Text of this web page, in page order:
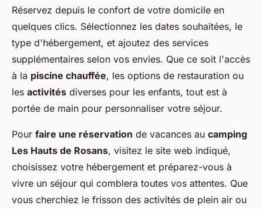
Réservez depuis le confort de votre domicile en
quelques clics. Sélectionnez les dates souhaitées, le
type d'hébergement, et ajoutez des services
supplémentaires selon vos envies. Que ce soit l'accès
à la piscine chauffée, les options de restauration ou
les activités diverses pour les enfants, tout est à
portée de main pour personnaliser votre séjour.
Pour faire une réservation de vacances au camping
Les Hauts de Rosans, visitez le site web indiqué,
choisissez votre hébergement et préparez-vous à
vivre un séjour qui comblera toutes vos attentes. Que
vous cherchiez le frisson des activités de plein air ou